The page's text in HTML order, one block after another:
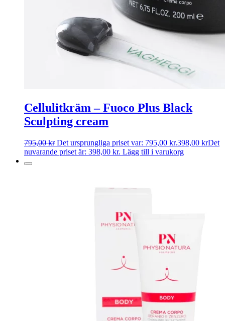
Cellulitkräm – Fuoco Plus Black
Sculpting cream
795,00kr Det ursprungliga priset var: 795,00 kr.398,00 krDet
nuvarande priset är: 398,00 kr. Lägg till i varukorg